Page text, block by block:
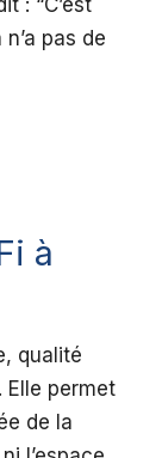
pas de
à
qualité
Elle permet
de la